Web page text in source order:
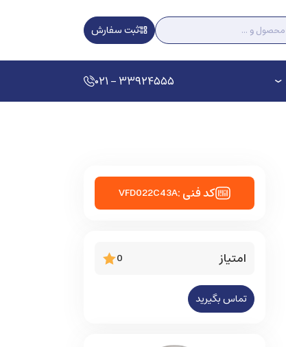
ثبت سفارش
۰۲۱ - ۳۳۹۲۴۵۵۵
کد فنی :VFD022C43A
امتیاز 0
تماس بگیرید